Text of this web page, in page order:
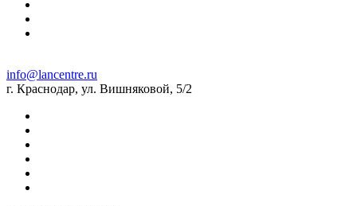
info@lancentre.ru
г. Краснодар, ул. Вишняковой, 5/2